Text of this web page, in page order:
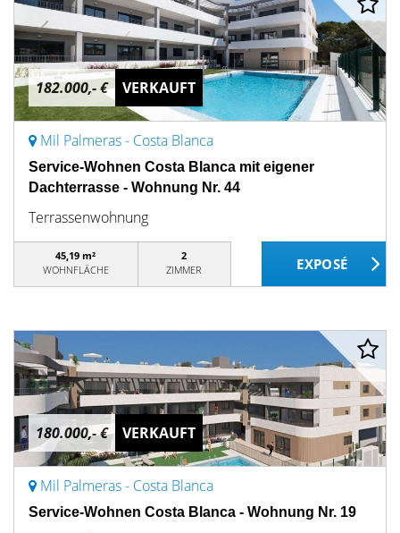
182.000,- € VERKAUFT
Mil Palmeras - Costa Blanca
Service-Wohnen Costa Blanca mit eigener
Dachterrasse - Wohnung Nr. 44
Terrassenwohnung
45,19 m²
WOHNFLÄCHE
2
ZIMMER
180.000,- € VERKAUFT
Mil Palmeras - Costa Blanca
Service-Wohnen Costa Blanca - Wohnung Nr. 19